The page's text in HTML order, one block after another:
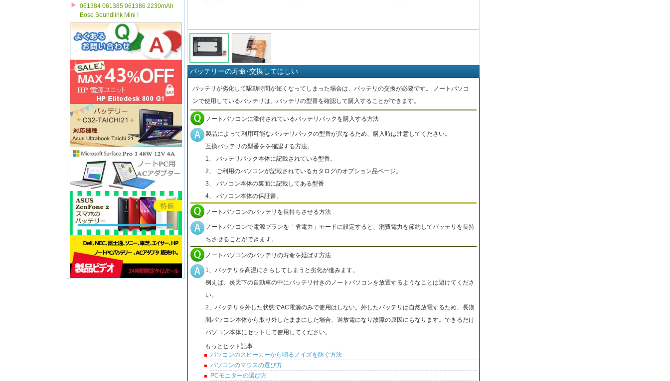
061384 061385 061386 2230mAh
Bose Soundlink Mini I
バッテリーの寿命･交換してほしい
バッテリが劣化して駆動時間が短くなってしまった場合は、バッテリの交換が必要です。 ノートパソコ
ンで使用しているバッテリは、バッテリの型番を確認して購入することができます。
ノートパソコンに添付されているバッテリパックを購入する方法
製品によって利用可能なバッテリパックの型番が異なるため、購入時は注意してください。
互換バッテリの型番をを確認する方法。
1、 バッテリパック本体に記載されている型番。
2、 ご利用のパソコンが記載されているカタログのオプション品ページ。
3、 パソコン本体の裏面に記載してある型番
4、 パソコン本体の保証書。
ノートパソコンのバッテリを長持ちさせる方法
ノートパソコンで電源プランを「省電力」モードに設定すると、消費電力を節約してバッテリを長持
ちさせることができます。
ノートパソコンのバッテリの寿命を延ばす方法
1、バッテリを高温にさらしてしまうと劣化が進みます。
例えば、炎天下の自動車の中にバッテリ付きのノートパソコンを放置するようなことは避けてくださ
い。
2、バッテリを外した状態でAC電源のみで使用はしない。外したバッテリは自然放電するため、長期
間パソコン本体から取り外したままにした場合、過放電になり故障の原因にもなります。できるだけ
パソコン本体にセットして使用してください。
もっとヒット記事
パソコンのスピーカーから鳴るノイズを防ぐ方法
パソコンのマウスの選び方
PCモニターの選び方